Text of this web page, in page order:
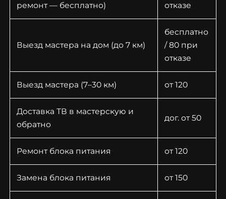
ремонт — бесплатно)
отказе
Выезд мастера на дом (до 7 км)
бесплатно
/ 80 при
отказе
Выезд мастера (7–30 км) от 120
Доставка ТВ в мастерскую и
обратно
дог. от 50
Ремонт блока питания от 120
Замена блока питания от 150